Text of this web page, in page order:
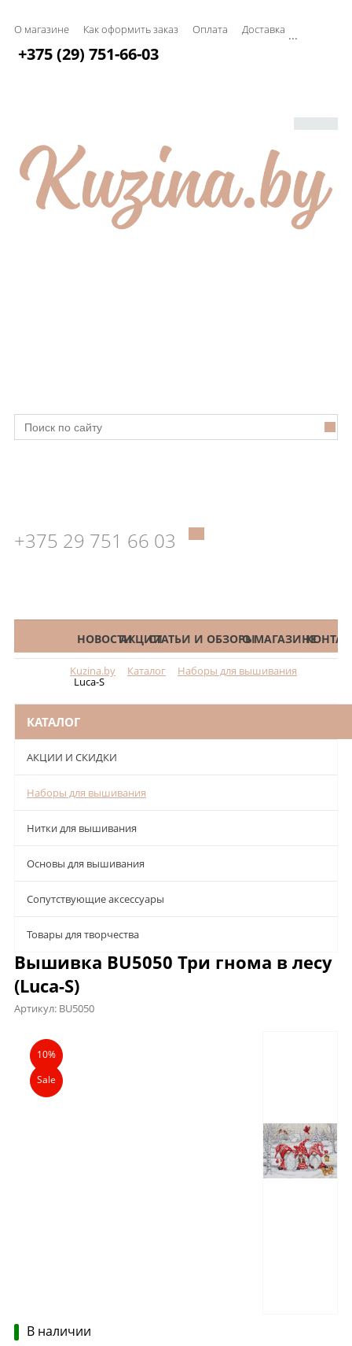
О магазине Как оформить заказ Оплата Доставка ...
+375 (29) 751-66-03
+375 29 751 66 03
КАТАЛОГНОВОСТИАКЦИИСТАТЬИ И ОБЗОРЫО МАГАЗИНЕ
Kuzina.by Каталог Наборы для вышивания
Luca-S
КАТАЛОГ
АКЦИИ И СКИДКИ
Наборы для вышивания
Нитки для вышивания
Основы для вышивания
Сопутствующие аксессуары
Товары для творчества
Вышивка BU5050 Три гнома в лесу
(Luca-S)
Артикул: BU5050
Описание
10%
Sale
В наличии